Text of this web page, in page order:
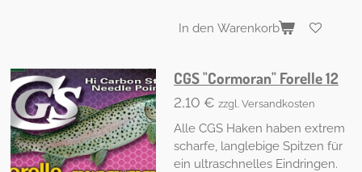
In den Warenkorb
CGS "Cormoran" Forelle 12
2,10 € zzgl. Versandkosten
Alle CGS Haken haben extrem
scharfe, langlebige Spitzen für
ein ultraschnelles Eindringen.